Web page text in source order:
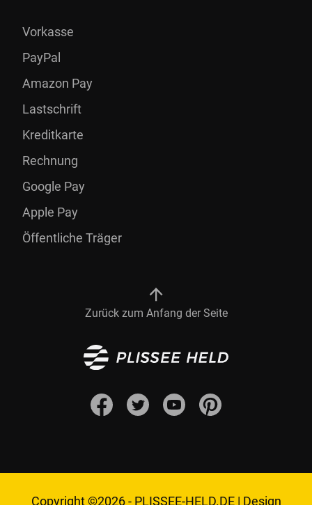
Zurück zum Anfang der Seite
Vorkasse
PayPal
Amazon Pay
Lastschrift
Kreditkarte
Rechnung
Google Pay
Apple Pay
Öffentliche Träger
Copyright ©2026 - PLISSEE-HELD.DE| Design